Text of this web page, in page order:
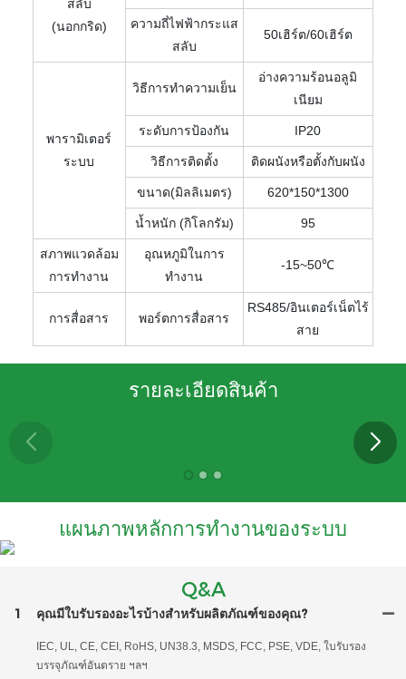
สลับ
(นอกกริด)
ความถี่ไฟฟ้ากระแส
สลับ
50เฮิร์ต/60เฮิร์ต
พารามิเตอร์
ระบบ
วิธีการทำความเย็น
อ่างความร้อนอลูมิ
เนียม
ระดับการป้องกัน IP20
วิธีการติดตั้ง ติดผนังหรือตั้งกับผนัง
ขนาด(มิลลิเมตร) 620*150*1300
น้ำหนัก (กิโลกรัม) 95
สภาพแวดล้อม
การทำงาน
อุณหภูมิในการ
ทำงาน
-15~50℃
การสื่อสาร พอร์ตการสื่อสาร
RS485/อินเตอร์เน็ตไร้
สาย
รายละเอียดสินค้า
แผนภาพหลักการทำงานของระบบ
Q&A
1 คุณมีใบรับรองอะไรบ้างสำหรับผลิตภัณฑ์ของคุณ?
IEC, UL, CE, CEI, RoHS, UN38.3, MSDS, FCC, PSE, VDE, ใบรับรอง
บรรจุภัณฑ์อันตราย ฯลฯ